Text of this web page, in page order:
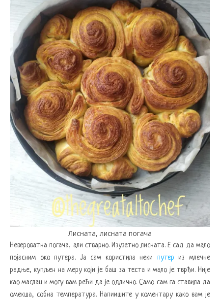
Лисната, лисната погача
Невероватна погача, али стварно. Изузетно лисната. Е сад да мало
појасним око путера. Ја сам користила неки путер из млечне
радње, купљен на меру који је баш за теста и мало је тврђи. Није
као маслац и могу вам рећи да је одлично. Само сам га ставила да
омекша, собна температура. Напиишите у коментару како вам је